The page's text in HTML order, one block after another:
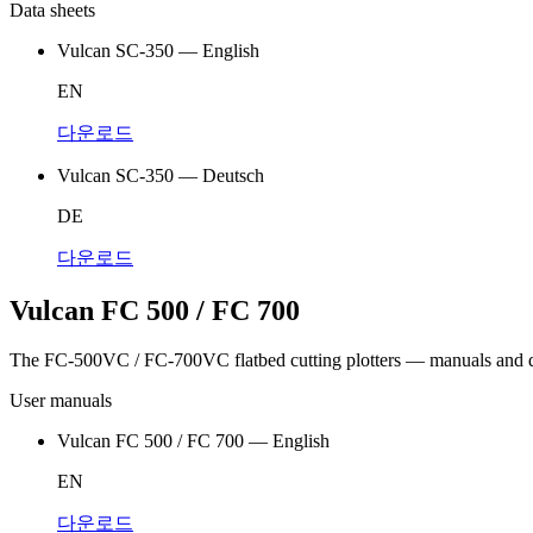
Data sheets
Vulcan SC-350 — English
EN
다운로드
Vulcan SC-350 — Deutsch
DE
다운로드
Vulcan FC 500 / FC 700
The FC-500VC / FC-700VC flatbed cutting plotters — manuals and
User manuals
Vulcan FC 500 / FC 700 — English
EN
다운로드